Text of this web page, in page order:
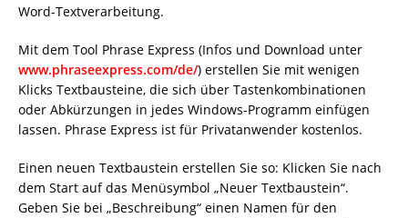
Word-Textverarbeitung.
Mit dem Tool Phrase Express (Infos und Download unter
www.phraseexpress.com/de/) erstellen Sie mit wenigen
Klicks Textbausteine, die sich über Tastenkombinationen
oder Abkürzungen in jedes Windows-Programm einfügen
lassen. Phrase Express ist für Privatanwender kostenlos.
Einen neuen Textbaustein erstellen Sie so: Klicken Sie nach
dem Start auf das Menüsymbol „Neuer Textbaustein“.
Geben Sie bei „Beschreibung“ einen Namen für den